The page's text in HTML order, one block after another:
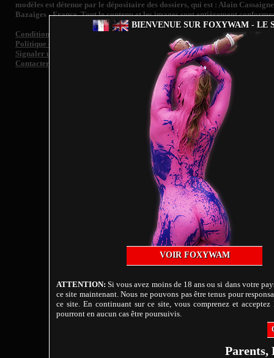
BIENVENUE SUR FOXYWAM - LE
VOIR FOXYWAM
ATTENTION: Si vous avez moins de 18 ans ou si dans votre
ce site maintenant. Nous ne pouvons pas être tenus pour
ce site. En continuant sur ce site, vous comprenez et
pourront en aucun cas être poursuivis.
Parents,
modèles est détenue par le dépositaire des dossiers, qui est : Alain
Bazaiges - France. Tout le contenu et les images sont entièrement
Conditions générales de vente
Politique de confidentialité
Signaler un contenu illégal et/ ou retrait d'image de toute personne
Contacter le support